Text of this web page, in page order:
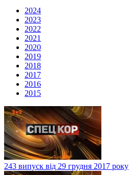
2024
2023
2022
2021
2020
2019
2018
2017
2016
2015
243 випуск від 29 грудня 2017 року